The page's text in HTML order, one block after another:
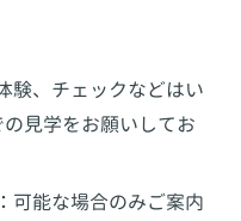
験、チェックなどはい
見学をお願いしてお
可能な場合のみご案内